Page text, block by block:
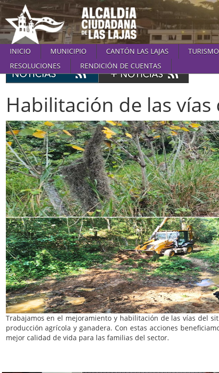
INICIO MUNICIPIO CANTÓN LAS LAJAS
TURISMO
RESOLUCIONES
RENDICIÓN DE CUENTAS
Habilitación de las
Trabajamos en el mejoramiento y habilitación de las vías del
producción agrícola y ganadera. Con estas acciones
mejor calidad de vida para las familias del sector.